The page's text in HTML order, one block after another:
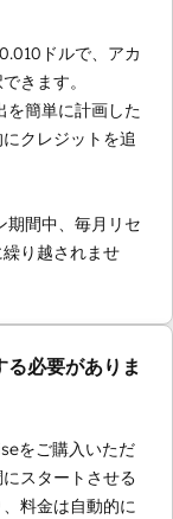
ドルで、アカ
きます。
簡単に計画した
クレジットを追
間中、毎月リセ
り越されませ
必要がありま
をご購入いただ
スタートさせる
料金は自動的に